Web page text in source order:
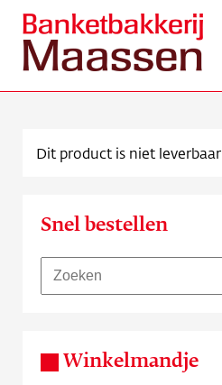
Verkooppunten
Over ons
Dit product is niet leverbaar.
Snel bestellen
Winkelmandje